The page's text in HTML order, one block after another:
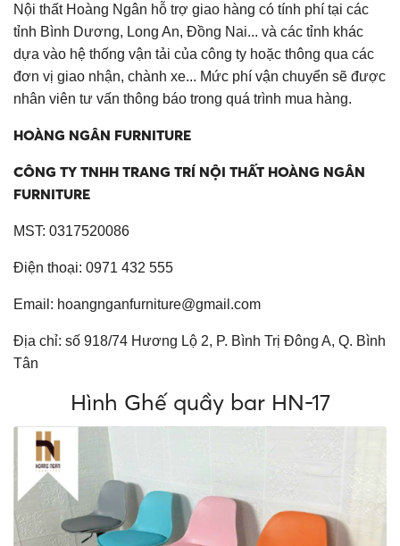
Nội thất Hoàng Ngân hỗ trợ giao hàng có tính phí tại các
tỉnh Bình Dương, Long An, Đồng Nai... và các tỉnh khác
dựa vào hệ thống vận tải của công ty hoặc thông qua các
đơn vị giao nhận, chành xe... Mức phí vận chuyển sẽ được
nhân viên tư vấn thông báo trong quá trình mua hàng.
HOÀNG NGÂN FURNITURE
CÔNG TY TNHH TRANG TRÍ NỘI THẤT HOÀNG NGÂN
FURNITURE
MST: 0317520086
Điện thoại: 0971 432 555
Email: hoangnganfurniture@gmail.com
Địa chỉ: số 918/74 Hương Lộ 2, P. Bình Trị Đông A, Q. Bình
Tân
Hình Ghế quầy bar HN-17